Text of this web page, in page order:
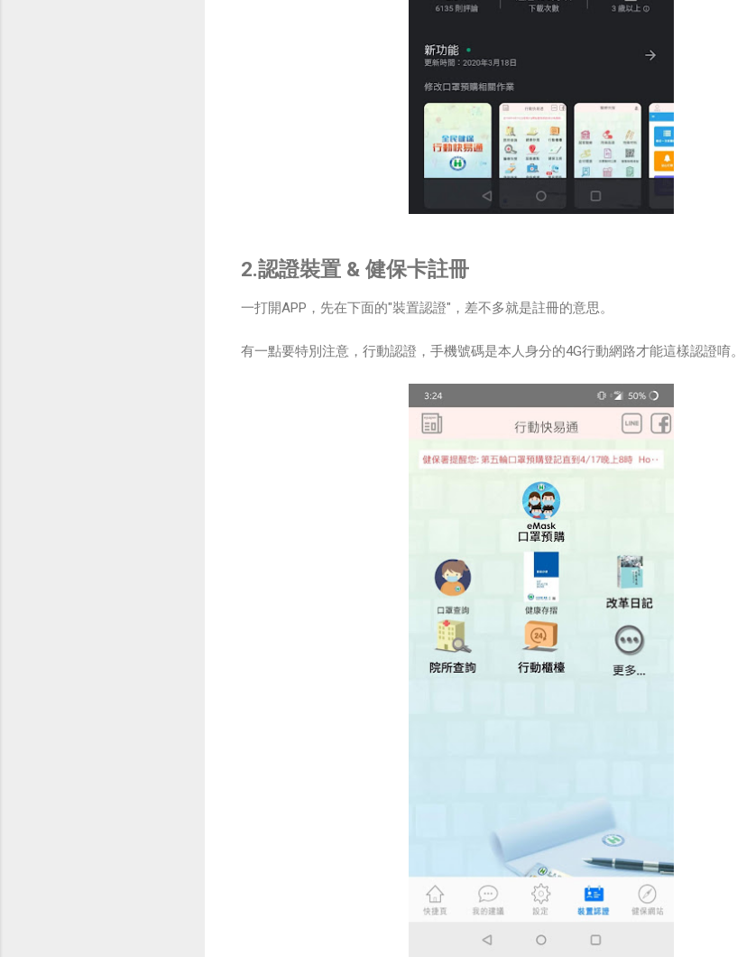
2.認證裝置 & 健保卡註冊
一打開APP，先在下面的"裝置認證"，差不多就是註冊的意思。
有一點要特別注意，行動認證，手機號碼是本人身分的4G行動網路才能這樣認證唷。